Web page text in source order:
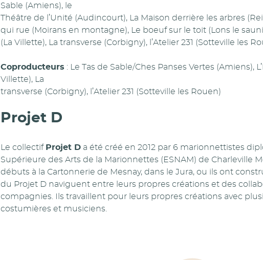
Sable (Amiens), le
Théâtre de l’Unité (Audincourt), La Maison derrière les arbres
qui rue (Moirans en montagne), Le boeuf sur le toit (Lons le
(La Villette), La transverse (Corbigny), l’Atelier 231 (Sotteville les
Coproducteurs : Le Tas de Sable/Ches Panses Vertes (Amiens),
Villette), La
transverse (Corbigny), l’Atelier 231 (Sotteville les Rouen)
Projet D
Le collectif Projet D a été créé en 2012 par 6 marionnettistes
Supérieure des Arts de la Marionnettes (ESNAM) de Charleville
débuts à la Cartonnerie de Mesnay, dans le Jura, ou ils ont
du Projet D naviguent entre leurs propres créations et des
compagnies. Ils travaillent pour leurs propres créations avec
costumières et musiciens.